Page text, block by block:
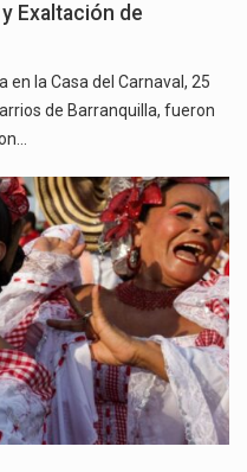
Exaltación de
en la Casa del Carnaval, 25
de Barranquilla, fueron